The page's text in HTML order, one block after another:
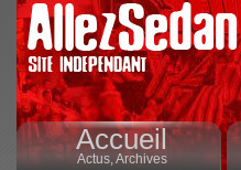
Accueil
Actus,Archives